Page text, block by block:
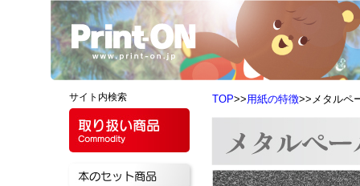
サイト内検索 TOP>>用紙の特徴>>メタルペ